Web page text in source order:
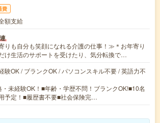
費
額支給
りも自分も笑顔になれる介護の仕事！≫＊お年寄り
け生活のサポートを受けたり、気分転換で…
験OK / ブランクOK / パソコンスキル不要 / 英語力不
・未経験OK！■年齢・学歴不問！ブランクOK!■10名
予定！■履歴書不要■社会保険完…